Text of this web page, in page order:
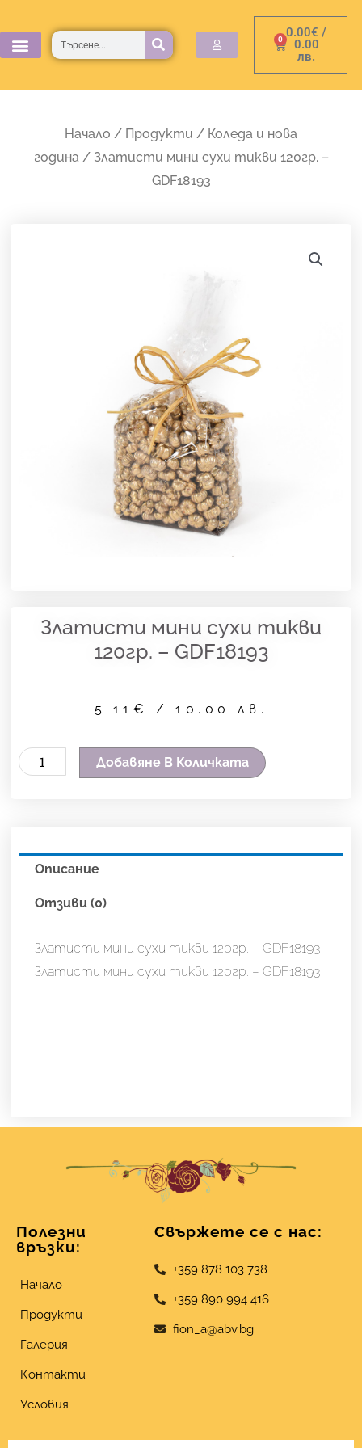
to
content
0.00€ /
0.00
лв.
0
Cart
Търсене
Начало / Продукти / Коледа и нова
година/ Златисти мини сухи тикви 120гр. –
GDF18193
Златисти мини сухи тикви
120гр. – GDF18193
5.11 € / 10.00 лв.
количество
сухи
тикви
120гр.
-
GDF18193
Добавяне В Количката
Описание
Отзиви (0)
Златисти мини сухи тикви 120гр. – GDF18193
Златисти мини сухи тикви 120гр. – GDF18193
Полезни
връзки:
Начало
Продукти
Галерия
Контакти
Условия
Свържете се с нас:
+359 878 103 738
+359 890 994 416
fion_a@abv.bg